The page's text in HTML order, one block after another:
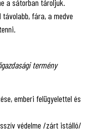
a sátorban tároljuk.
fára, a medve
termény
emberi felügyelettel és
védelme /zárt istálló/